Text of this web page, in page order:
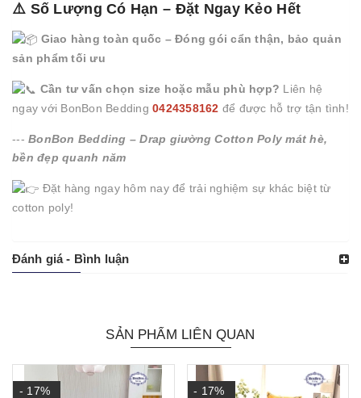
⚠️ Số Lượng Có Hạn – Đặt Ngay Kẻo Hết
Giao hàng toàn quốc – Đóng gói cẩn thận, bảo quản
sản phẩm tối ưu
Cần tư vấn chọn size hoặc mẫu phù hợp? Liên hệ
ngay với BonBon Bedding 0424358162 để được hỗ trợ tận tình!
--- BonBon Bedding – Drap giường Cotton Poly mát hè,
bền đẹp quanh năm
Đặt hàng ngay hôm nay để trải nghiệm sự khác biệt từ
cotton poly!
Đánh giá - Bình luận
SẢN PHẨM LIÊN QUAN
- 17% - 17%